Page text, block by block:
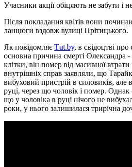
Учасники акції обіцяють не забути і
Після покладання квітів вони
ланцюги вздовж вулиці Прітицького.
Як повідомляє Тut.by, в свідоцтві
основна причина смерті Олександра -
клітки, він помер від масивної втрати
внутрішніх справ заявляли, що
вибуховий пристрій в силовиків, але
руці, через що чоловік і помер. Однак
що у чоловіка в руці нічого не
роки, у нього залишилася трирічна